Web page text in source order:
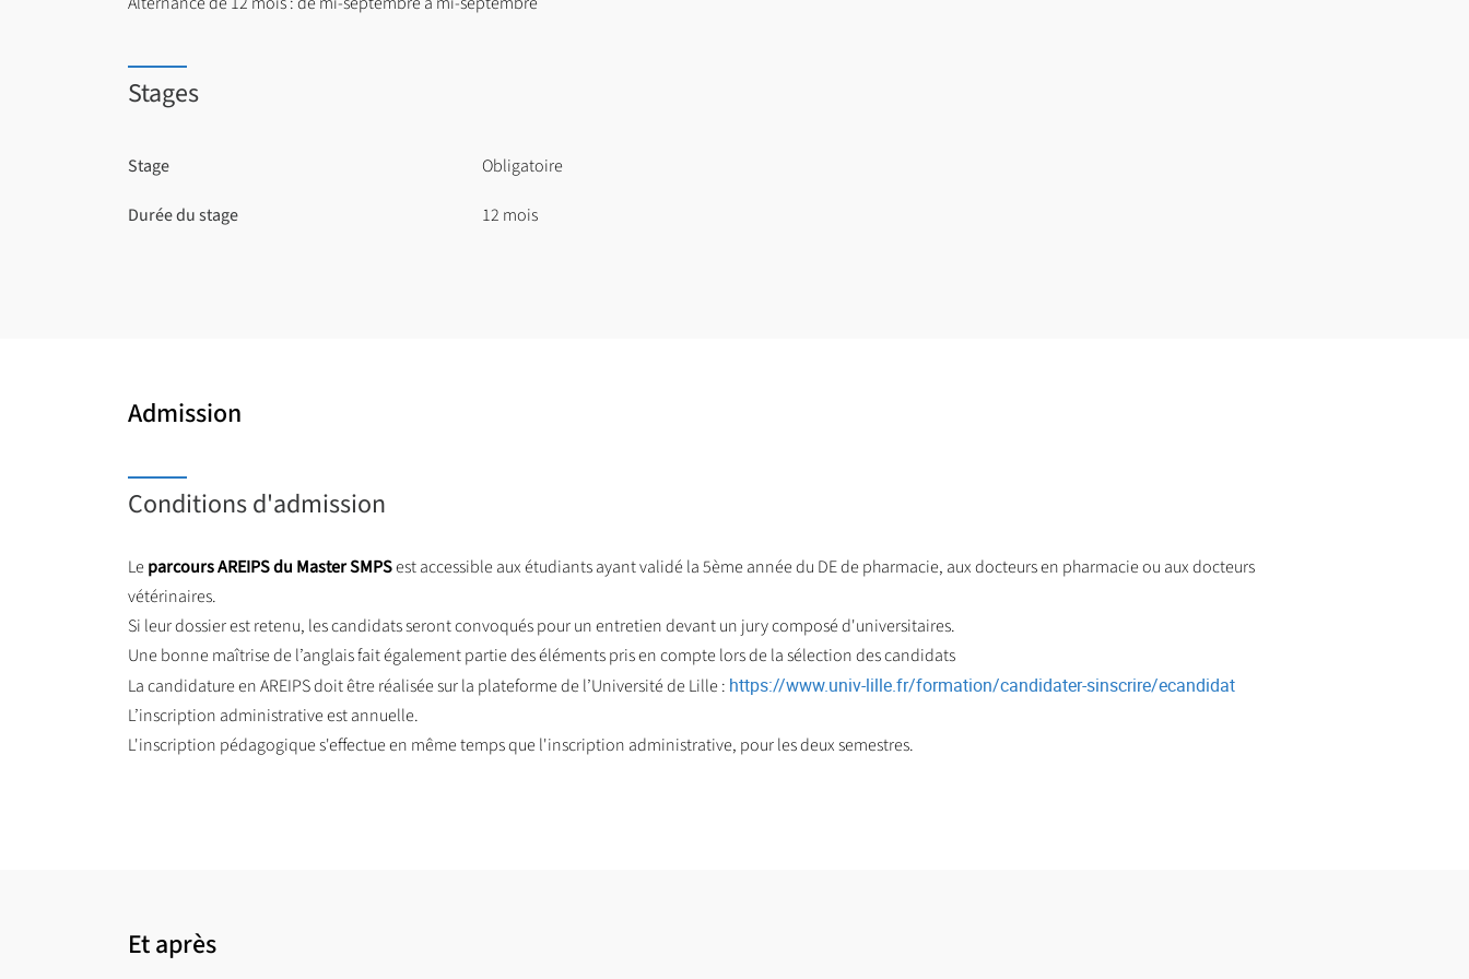
Stages
Stage Obligatoire
Durée du stage 12 mois
Admission
Conditions d'admission
Leparcours AREIPS du Master SMPSest accessible aux étudiants ayant validé la 5ème année du DE de pharmacie, aux docteurs en pharmacie ou aux docteurs
vétérinaires.
Si leur dossier est retenu, les candidats seront convoqués pour un entretien devant un jury composé d'universitaires.
Une bonne maîtrise de l’anglais fait également partie des éléments pris en compte lors de la sélection des candidats
La candidature en AREIPS doit être réalisée sur la plateforme de l’Université de Lille : https://www.univ-lille.fr/formation/candidater-sinscrire/ecandidat
L’inscription administrative est annuelle.
L'inscription pédagogique s'effectue en même temps que l'inscription administrative, pour les deux semestres.
Et après